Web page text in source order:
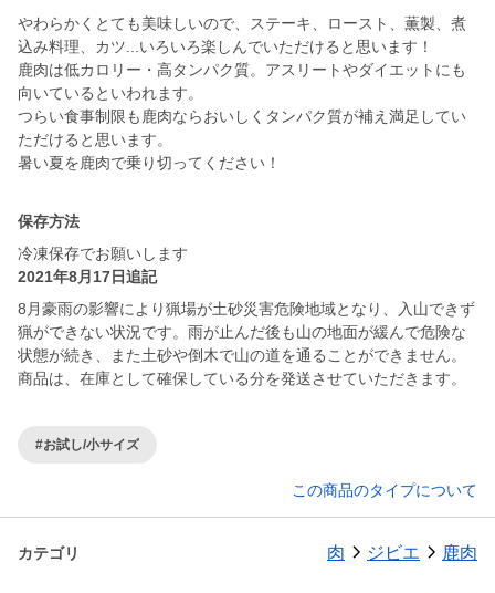
やわらかくとても美味しいので、ステーキ、ロースト、薫製、煮
込み料理、カツ...いろいろ楽しんでいただけると思います！
鹿肉は低カロリー・高タンパク質。アスリートやダイエットにも
向いているといわれます。
つらい食事制限も鹿肉ならおいしくタンパク質が補え満足してい
ただけると思います。
暑い夏を鹿肉で乗り切ってください！
保存方法
冷凍保存でお願いします
2021年8月17日追記
8月豪雨の影響により猟場が土砂災害危険地域となり、入山できず
猟ができない状況です。雨が止んだ後も山の地面が緩んで危険な
状態が続き、また土砂や倒木で山の道を通ることができません。
商品は、在庫として確保している分を発送させていただきます。
#お試し/小サイズ
この商品のタイプについて
カテゴリ 肉 ジビエ 鹿肉